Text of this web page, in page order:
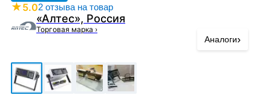
★5.02 отзыва на товар
«Алтес», Россия
Торговая марка ›
Аналоги›